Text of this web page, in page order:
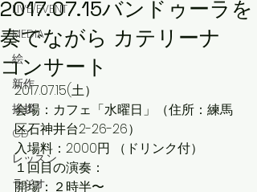
LIVE/EVENT
MEDIA
絵
新作
挨拶
CD
レッスン
ラジオ
2017.07.15バンドゥーラを
奏でながら カテリーナ
コンサート
2017.07.15(土）
会場：カフェ「水曜日」（住所：練馬
区石神井台2-26-26）
入場料：2000円 （ドリンク付）
１回目の演奏：
開場：２時半〜